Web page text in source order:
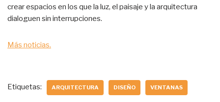
crear espacios en los que la luz, el paisaje y la arquitectura
dialoguen sin interrupciones.
Más noticias.
Etiquetas: ARQUITECTURA DISEÑO VENTANAS